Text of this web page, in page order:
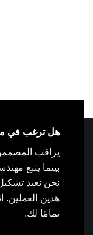
هل ترغب في
يراقب
بينما يتبع
نحن نعيد
هذين
تمامًا لك.